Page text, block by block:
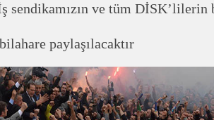
ve tüm DİSK’lilerin
paylaşılacaktır